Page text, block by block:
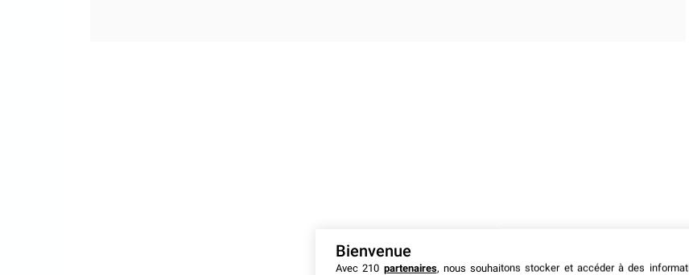
Bienvenue
Avec 210 partenaires, nous souhaitons stocker et accéder à des